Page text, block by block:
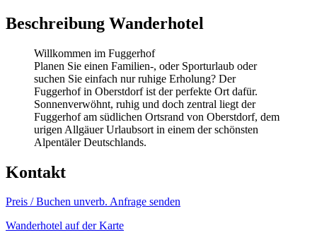
Beschreibung Wanderhotel
Willkommen im Fuggerhof
Planen Sie einen Familien-, oder Sporturlaub oder
suchen Sie einfach nur ruhige Erholung? Der
Fuggerhof in Oberstdorf ist der perfekte Ort dafür.
Sonnenverwöhnt, ruhig und doch zentral liegt der
Fuggerhof am südlichen Ortsrand von Oberstdorf, dem
urigen Allgäuer Urlaubsort in einem der schönsten
Alpentäler Deutschlands.
Kontakt
Preis / Buchen unverb. Anfrage senden
Wanderhotel auf der Karte